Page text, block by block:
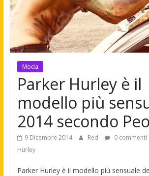
Moda
Parker Hurley è il
modello più
2014 secondo
9 Dicembre 2014 Red 0 commenti
Hurley
Parker Hurley è il modello più sensuale